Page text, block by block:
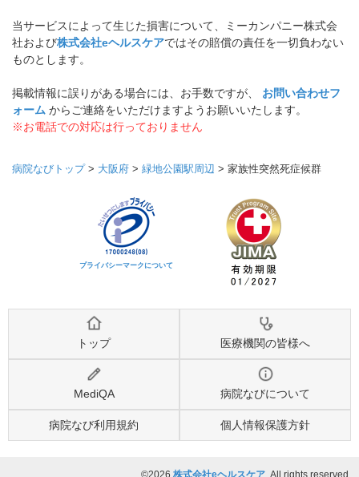
当サービスによって生じた損害について、ミーカンパニー株式会
社および株式会社eヘルスケアではその賠償の責任を一切負わない
ものとします。
掲載情報に誤りがある場合には、お手数ですが、 お問い合わせフ
ォーム からご連絡をいただけますようお願いいたします。
※お電話での対応は行っておりません
病院なびトップ> 大阪府 > 緑地公園駅周辺 > 家族性突然死症候群
プライバシーマークについて
トップ 医療機関の皆様へ
MediQA 病院なびについて
病院なび利用規約 個人情報保護方針
©2026 株式会社eヘルスケア , All rights reserved.